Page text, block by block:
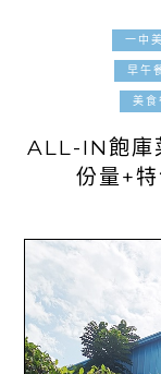
一中
早午
美
ALL-IN飽庫
份量+